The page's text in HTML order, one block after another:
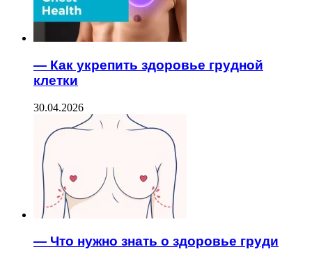
— Как укрепить здоровье грудной
клетки
30.04.2026
— Что нужно знать о здоровье груди